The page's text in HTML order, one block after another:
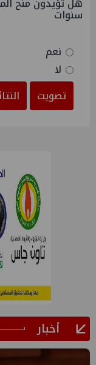
سنوات
نعم
لا
تصويت
أخبار